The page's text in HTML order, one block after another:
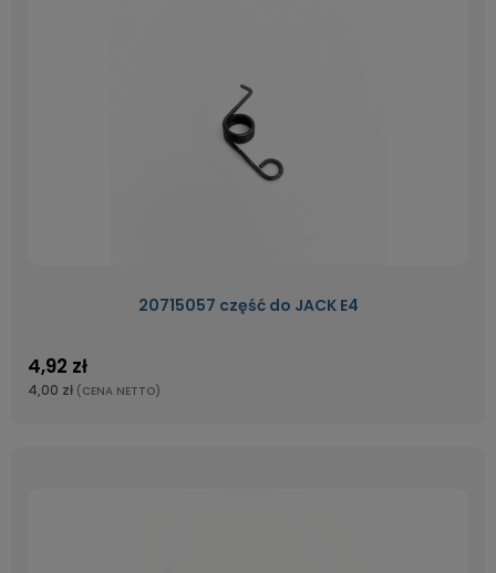
20715057 część do JACK E4
4,92 zł
4,00 zł (CENA NETTO)